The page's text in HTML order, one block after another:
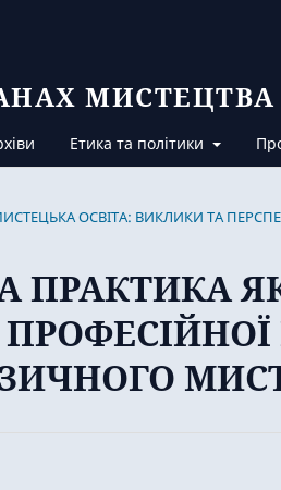
МИСТЕЦТВА
Етика та політики
ОСВІТА: ВИКЛИКИ ТА
ПРАКТИКА